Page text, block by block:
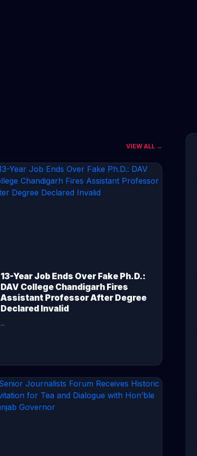
VIEW ALL →
13-Year Job Ends Over Fake Ph.D.:
DAV College Chandigarh Fires
Assistant Professor After Degree
Declared Invalid
...